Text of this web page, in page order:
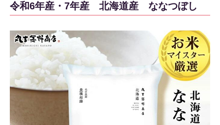
令和6年産・7年産 北海道産 ななつぼし